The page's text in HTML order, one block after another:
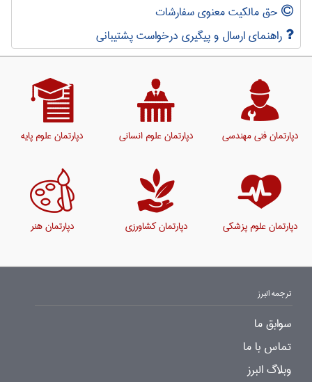
حق مالکیت معنوی سفارشات
راهنمای ارسال و پیگیری درخواست پشتیبانی
دپارتمان فنی مهندسی دپارتمان علوم انسانی دپارتمان علوم پایه
دپارتمان علوم پزشکی دپارتمان کشاورزی دپارتمان هنر
ترجمه البرز
سوابق ما
تماس با ما
وبلاگ البرز